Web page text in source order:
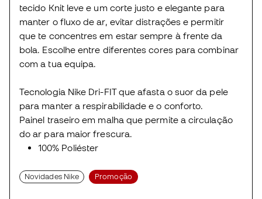
tecido Knit leve e um corte justo e elegante para
manter o fluxo de ar, evitar distrações e permitir
que te concentres em estar sempre à frente da
bola. Escolhe entre diferentes cores para combinar
com a tua equipa.
Tecnologia Nike Dri-FIT que afasta o suor da pele
para manter a respirabilidade e o conforto.
Painel traseiro em malha que permite a circulação
do ar para maior frescura.
100% Poliéster
Novidades Nike Promoção